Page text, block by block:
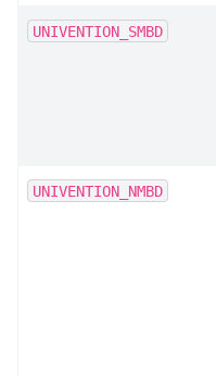
UNIVENTION_SMBD
UNIVENTION_NMBD